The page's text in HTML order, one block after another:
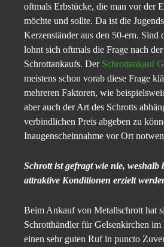
oftmals Erbstücke, die man vor der
möchte und sollte. Da ist die
Kerzenständer aus den 50-ern. Sind
lohnt sich oftmals die Frage nach
Schrottankaufs. Der Schrottankauf
meistens schon vorab diese Frage
mehreren Faktoren, wie
aber auch der Art des Schrotts
verbindlichen Preis abgeben zu
Inaugenscheinnahme vor Ort
Schrott ist gefragt wie nie, weshalb
attraktive Konditionen erzielt
Beim Ankauf von Metallschrott hat
Schrotthändler für Gelsenkirchen im
einen sehr guten Ruf in puncto